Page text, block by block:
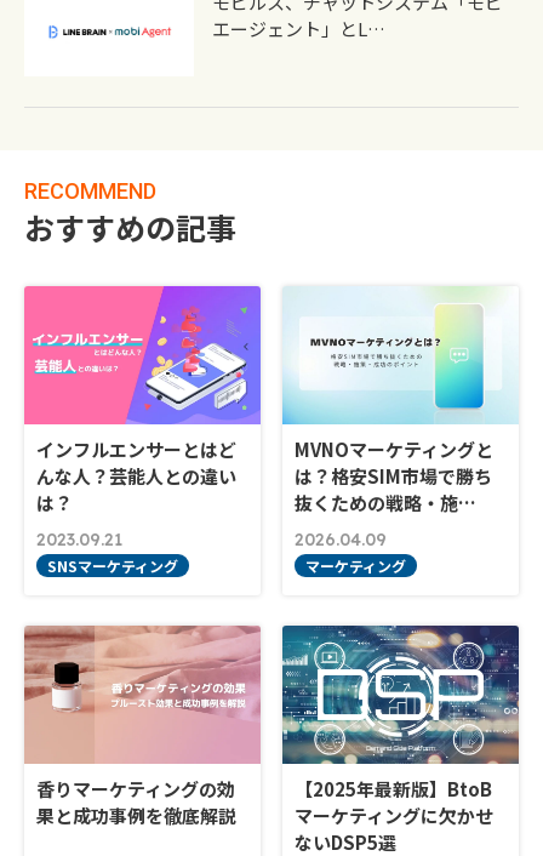
エージェント」とL…
RECOMMEND
おすすめの記事
インフルエンサーとはど
んな人？芸能人との違い
は？
2023.09.21
SNSマーケティング
MVNOマーケティングと
は？格安SIM市場で勝ち
抜くための戦略・施…
2026.04.09
マーケティング
香りマーケティングの効
果と成功事例を徹底解説
【2025年最新版】BtoB
マーケティングに欠かせ
ないDSP5選